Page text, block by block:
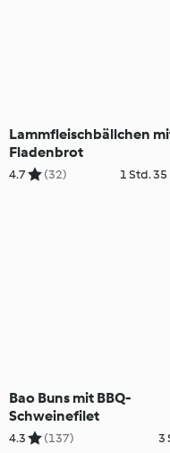
Lammfleischbällchen
Fladenbrot
4.7 (32) 1 Std.
Bao Buns mit BBQ-
Schweinefilet
4.3 (137) 3